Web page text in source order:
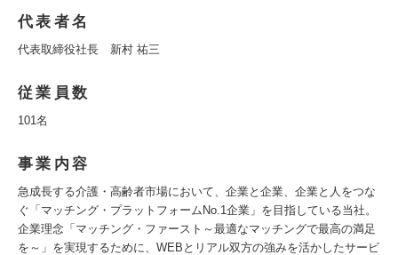
代表者名
代表取締役社長 新村 祐三
従業員数
101名
事業内容
急成長する介護・高齢者市場において、企業と企業、企業と人をつな
ぐ「マッチング・プラットフォームNo.1企業」を目指している当社。
企業理念「マッチング・ファースト～最適なマッチングで最高の満足
を～」を実現するために、WEBとリアル双方の強みを活かしたサービ